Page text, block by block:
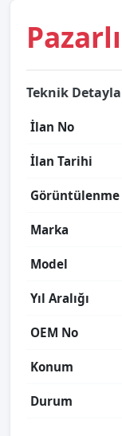
Teknik
İlan No
İlan Tarihi
Görüntülenme
Marka
Model
Yıl Aralığı
OEM No
Konum
Durum